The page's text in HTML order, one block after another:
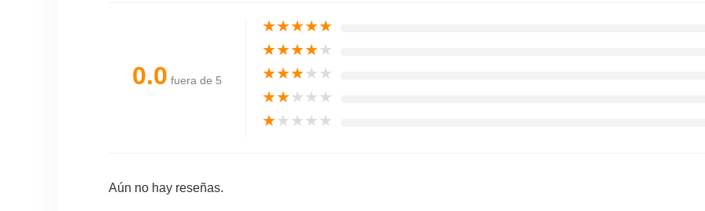
0.0 fuera de 5
★★★★★
★★★★★
★★★★★
★★★★★
★★★★★
Aún no hay reseñas.